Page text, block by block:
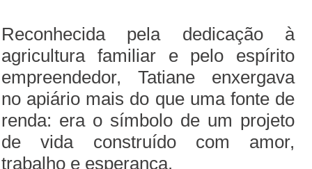
Reconhecida pela dedicação à
agricultura familiar e pelo espírito
empreendedor, Tatiane enxergava
no apiário mais do que uma fonte de
renda: era o símbolo de um projeto
de vida construído com amor,
trabalho e esperança.